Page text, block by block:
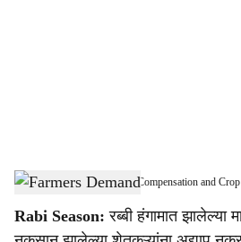
a
Farmers Demand Immediate Compensation and
Rabi Season: रब्बी हंगामात झालेल्या